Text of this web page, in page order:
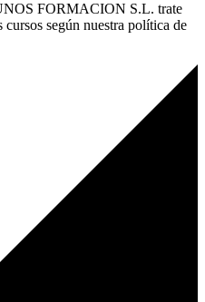
FORMACION S.L. trate
cursos según nuestra política de